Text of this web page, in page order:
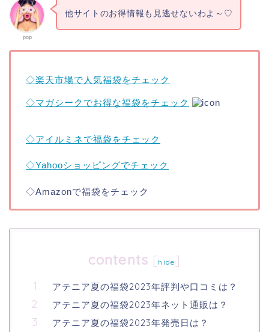
pop
他サイトのお得情報も見逃せないわよ～♡
◇楽天市場で人気福袋をチェック
◇マガシークでお得な福袋をチェック
◇アイルミネで福袋をチェック
◇Yahooショッピングでチェック
◇Amazonで福袋をチェック
contents [ hide]
アテニア夏の福袋2023年評判や口コミは？
アテニア夏の福袋2023年ネット通販は？
アテニア夏の福袋2023年発売日は？